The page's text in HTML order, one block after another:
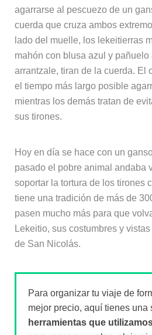
agarrarse al pescuezo de un
cuerda que cruza ambos
lado del muelle, los lekeitierras
mahón con blusa azul y pañuelo
arrantzale, tiran de la cuerda. El
el tiempo más largo posible
mientras los demás tratan de
sus tirones.
Hoy en día se hace con un
pasado el pobre animal andaba
soportar la tortura de los tirones
tiene una tradición de más de
pasen mucho más para que
Lekeitio, sus costumbres y
de San Nicolás.
Para organizar tu viaje de
mejor precio, aquí tienes una
herramientas que